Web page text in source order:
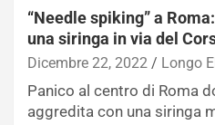
“Needle spiking” a
una siringa in via del
Dicembre 22, 2022 Longo
Panico al centro di Roma
aggredita con una siringa